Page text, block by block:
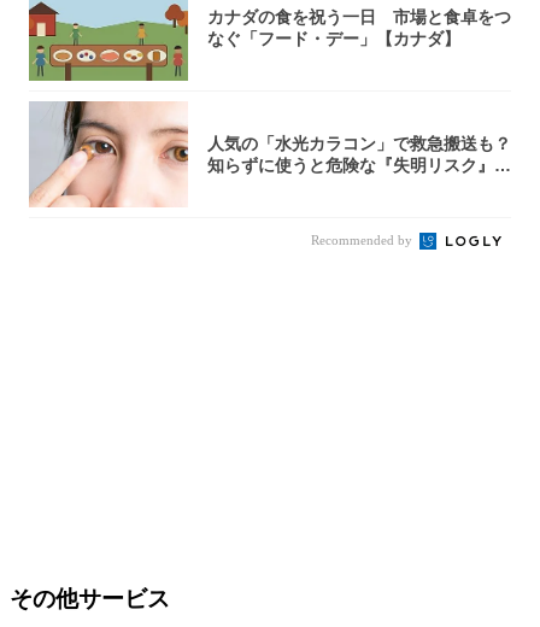
カナダの食を祝う一日 市場と食卓をつ
なぐ「フード・デー」【カナダ】
人気の「水光カラコン」で救急搬送も？
知らずに使うと危険な『失明リスク』と
Recommended by
その他サービス